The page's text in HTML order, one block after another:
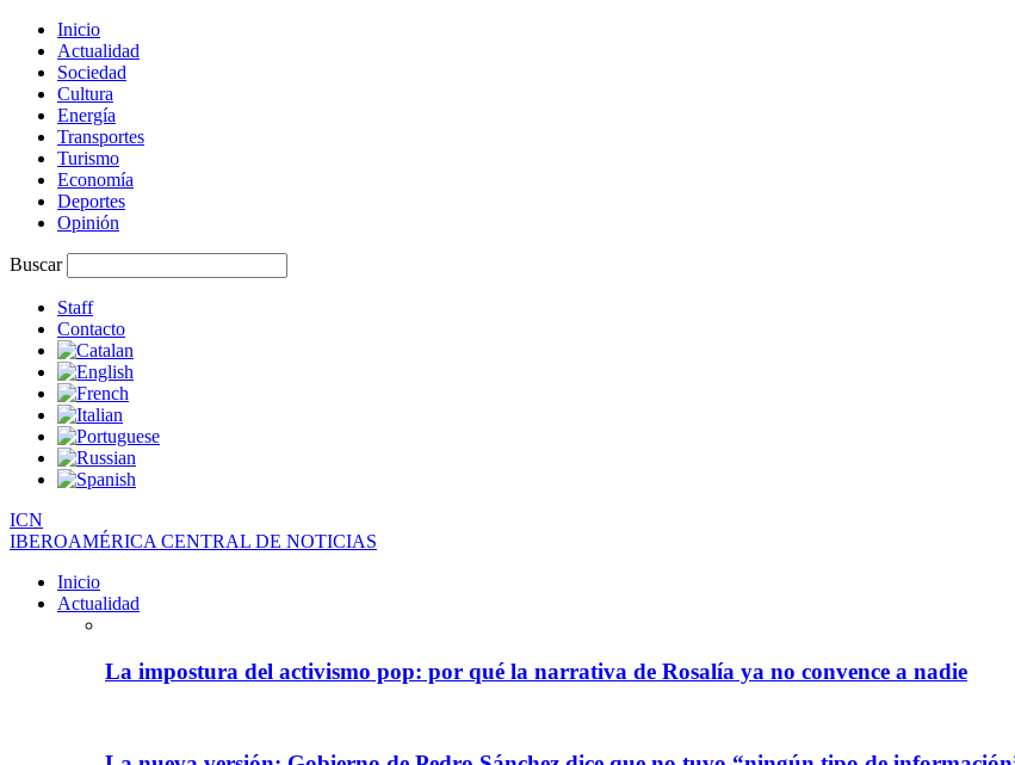
Inicio
Actualidad
Sociedad
Cultura
Energía
Transportes
Turismo
Economía
Deportes
Opinión
Buscar
Staff
Contacto
ICN
IBEROAMÉRICA CENTRAL DE NOTICIAS
Inicio
Actualidad
La impostura del activismo pop: por qué la narrativa de Rosalía ya no convence a nadie